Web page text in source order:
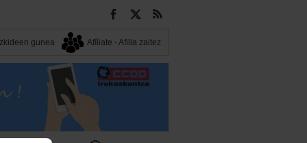
gunea Afíliate - Afilia zaitez